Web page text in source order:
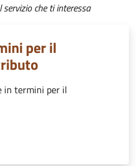
che ti interessa
per il
in termini per il